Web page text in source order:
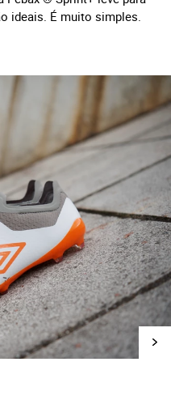
ideais. É muito simples.